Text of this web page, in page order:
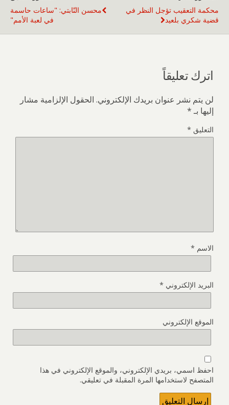
محسن النّابتي: "ساعات حاسمة
في لعبة الأمم"
محكمة التعقيب تؤجل النظر في
قضية شكري بلعيد
اترك تعليقاً
لن يتم نشر عنوان بريدك الإلكتروني. الحقول الإلزامية مشار
إليها بـ*
التعليق *
الاسم *
البريد الإلكتروني *
الموقع الإلكتروني
احفظ اسمي، بريدي الإلكتروني، والموقع الإلكتروني في هذا
المتصفح لاستخدامها المرة المقبلة في تعليقي.